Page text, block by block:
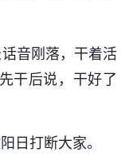
音刚落，干着活
干后说，干好了
打断大家。